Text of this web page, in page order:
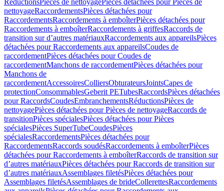
RéductionsPièces de nettoyagePièces détachées pour Pièces de
nettoyageRaccordementsPièces détachées pour
RaccordementsRaccordements à emboîterPièces détachées pour
Raccordements à emboîterRaccordements à griffesRaccords de
transition sur d’autres matériauxRaccordements aux appareilsPièces
détachées pour Raccordements aux appareilsCoudes de
raccordementPièces détachées pour Coudes de
raccordementManchons de raccordementPièces détachées pour
Manchons de
raccordementAccessoiresColliersObturateursJointsCapes de
protectionConsommablesGeberit PETubesRaccordsPièces détachées
pour RaccordsCoudesEmbranchementsRéductionsPièces de
nettoyagePièces détachées pour Pièces de nettoyageRaccords de
transitionPièces spécialesPièces détachées pour Pièces
spécialesPièces SuperTubeCoudesPièces
spécialesRaccordementsPièces détachées pour
RaccordementsRaccords soudésRaccordements à emboîterPièces
détachées pour Raccordements à emboîterRaccords de transition sur
d’autres matériauxPièces détachées pour Raccords de transition sur
d’autres matériauxAssemblages filetésPièces détachées pour
Assemblages filetésAssemblages de brideCollerettesRaccordements